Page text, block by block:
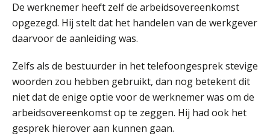
De werknemer heeft zelf de arbeidsovereenkomst
opgezegd. Hij stelt dat het handelen van de werkgever
daarvoor de aanleiding was.
Zelfs als de bestuurder in het telefoongesprek stevige
woorden zou hebben gebruikt, dan nog betekent dit
niet dat de enige optie voor de werknemer was om de
arbeidsovereenkomst op te zeggen. Hij had ook het
gesprek hierover aan kunnen gaan.
AUG
Opfriscursus VPS (NIRPA PE)
Markus Verbeek Praehep
31
AUG
Praktijkdiploma Loonadministratie (PDL®)
Markus Verbeek Praehep
01
SEP
Cursus Van salarisadministrateur naar beloningsadviseur (basis)
MOCuitgevers